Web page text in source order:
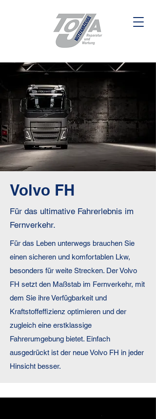
Volvo FH
Für das ultimative Fahrerlebnis im
Fernverkehr.
Für das Leben unterwegs brauchen Sie
einen sicheren und komfortablen Lkw,
besonders für weite Strecken. Der Volvo
FH setzt den Maßstab im Fernverkehr, mit
dem Sie ihre Verfügbarkeit und
Kraftstoffeffizienz optimieren und der
zugleich eine erstklassige
Fahrerumgebung bietet. Einfach
ausgedrückt ist der neue Volvo FH in jeder
Hinsicht besser.